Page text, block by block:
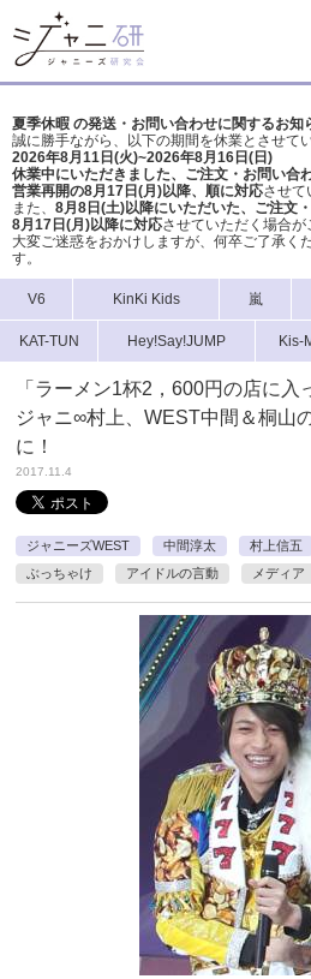
夏季休暇 の発送・お問い合わせに関するお知
誠に勝手ながら、以下の期間を休業とさせて
2026年8月11日(火)~2026年8月16日(日)
休業中にいただきました、ご注文・お問い合
営業再開の8月17日(月)以降、順に対応させて
また、 8月8日(土)以降にいただいた、ご注文・
8月17日(月)以降に対応させていただく場合が
大変ご迷惑をおかけしますが、 何卒ご了承く
す。
V6 KinKi Kids 嵐
KAT-TUN Hey!Say!JUMP Kis-
「ラーメン1杯2，600円の店に入
ジャニ∞村上、WEST中間＆桐山
に！
2017.11.4
ジャニーズWEST 中間淳太 村上信五
ぶっちゃけ
アイドルの言動 メディア